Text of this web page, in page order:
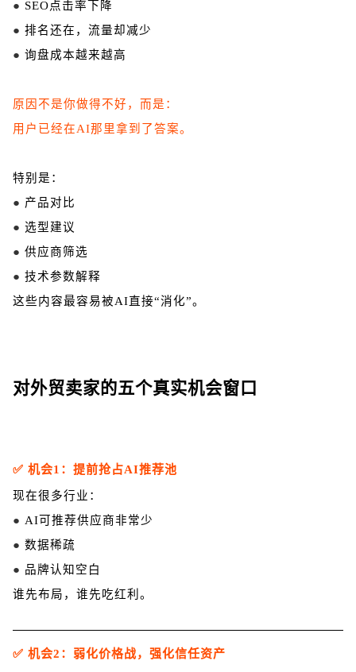
● SEO点击率下降
● 排名还在，流量却减少
● 询盘成本越来越高
原因不是你做得不好，而是：
用户已经在AI那里拿到了答案。
特别是：
● 产品对比
● 选型建议
● 供应商筛选
● 技术参数解释
这些内容最容易被AI直接“消化”。
对外贸卖家的五个真实机会窗口
✅ 机会1：提前抢占AI推荐池
现在很多行业：
● AI可推荐供应商非常少
● 数据稀疏
● 品牌认知空白
谁先布局，谁先吃红利。
✅ 机会2：弱化价格战，强化信任资产